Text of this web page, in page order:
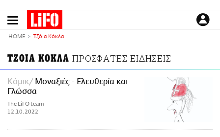
το
ΕΙΔΗΣΕΙΣ
CULTURE
ΑΠΟΨΕΙΣ
ΤΡΟΠΟΣ ΖΩΗΣ
PODCASTS
Plus
HOME Τζόια Κόκλα
ΤΖΟΙΑ ΚΟΚΛΑ ΠΡΟΣΦΑΤΕΣ ΕΙΔΗΣΕΙΣ
Κόμικ
Μοναξιές - Ελευθερία και
Γλώσσα
The LiFO team
12.10.2022